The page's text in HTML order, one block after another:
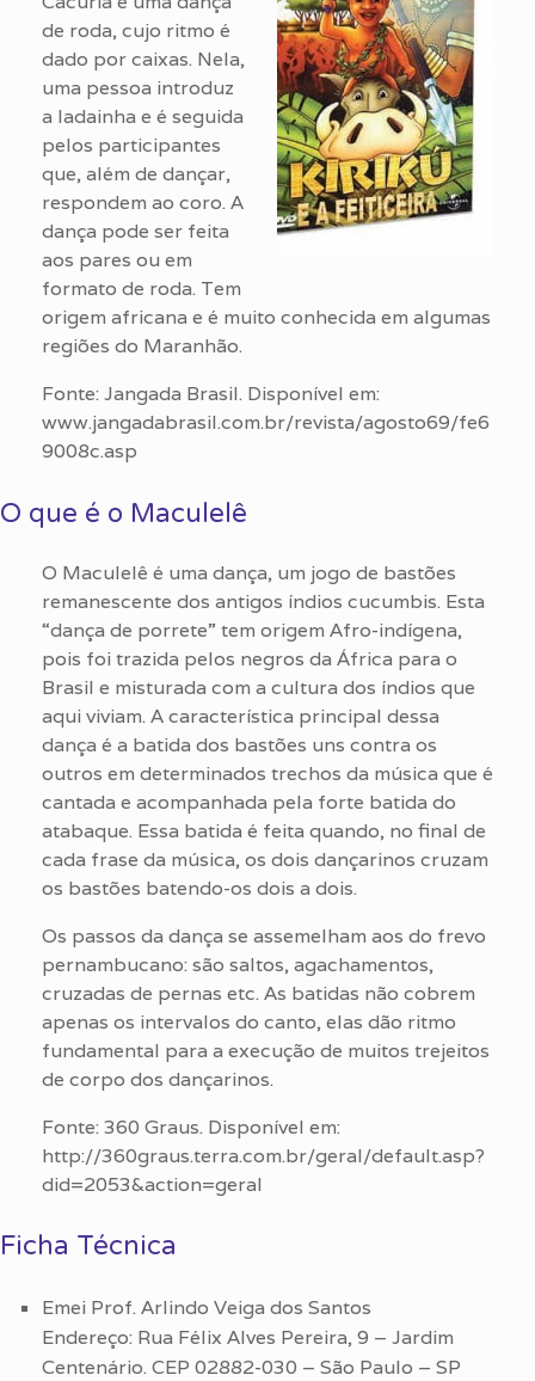
de roda, cujo ritmo é
dado por caixas. Nela,
uma pessoa introduz
a ladainha e é seguida
pelos participantes
que, além de dançar,
respondem ao coro. A
dança pode ser feita
aos pares ou em
formato de roda. Tem
origem africana e é muito conhecida em algumas
regiões do Maranhão.
Fonte: Jangada Brasil. Disponível em:
www.jangadabrasil.com.br/revista/agosto69/fe6
9008c.asp
O que é o Maculelê
O Maculelê é uma dança, um jogo de bastões
remanescente dos antigos índios cucumbis. Esta
“dança de porrete” tem origem Afro-indígena,
pois foi trazida pelos negros da África para o
Brasil e misturada com a cultura dos índios que
aqui viviam. A característica principal dessa
dança é a batida dos bastões uns contra os
outros em determinados trechos da música que é
cantada e acompanhada pela forte batida do
atabaque. Essa batida é feita quando, no final de
cada frase da música, os dois dançarinos cruzam
os bastões batendo-os dois a dois.
Os passos da dança se assemelham aos do frevo
pernambucano: são saltos, agachamentos,
cruzadas de pernas etc. As batidas não cobrem
apenas os intervalos do canto, elas dão ritmo
fundamental para a execução de muitos trejeitos
de corpo dos dançarinos.
Fonte: 360 Graus. Disponível em:
http://360graus.terra.com.br/geral/default.asp?
did=2053&action=geral
Ficha Técnica
Emei Prof. Arlindo Veiga dos Santos
Endereço: Rua Félix Alves Pereira, 9 – Jardim
Centenário. CEP 02882-030 – São Paulo – SP